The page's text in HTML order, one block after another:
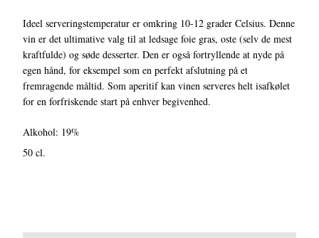
Ideel serveringstemperatur er omkring 10-12 grader Celsius. Denne
vin er det ultimative valg til at ledsage foie gras, oste (selv de mest
kraftfulde) og søde desserter. Den er også fortryllende at nyde på
egen hånd, for eksempel som en perfekt afslutning på et
fremragende måltid. Som aperitif kan vinen serveres helt isafkølet
for en forfriskende start på enhver begivenhed.
Alkohol: 19%
50 cl.